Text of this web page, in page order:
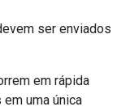
ser enviados
em rápida
uma única